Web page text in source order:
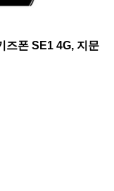
즈폰 SE1 4G, 지문